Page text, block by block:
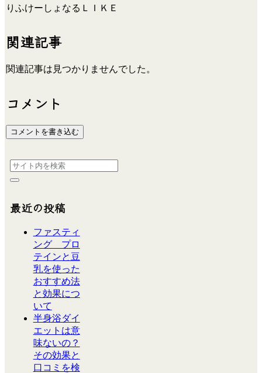
りふけーしょなるＬＩＫＥ
関連記事
関連記事は見つかりませんでした。
コメント
コメントを書き込む
最近の投稿
ファスティ
ング プロ
テインと豆
乳を使った
おすすめ法
と効果につ
いて
半身浴ダイ
エットは意
味ないの？
その効果と
口コミを検